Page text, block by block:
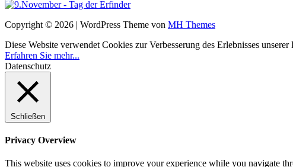
Copyright © 2026 | WordPress Theme von MH Themes
Diese Website verwendet Cookies zur Verbesserung des Erlebnisses
Erfahren Sie mehr...
Datenschutz
Schließen
Privacy Overview
This website uses cookies to improve your experience while you navigate